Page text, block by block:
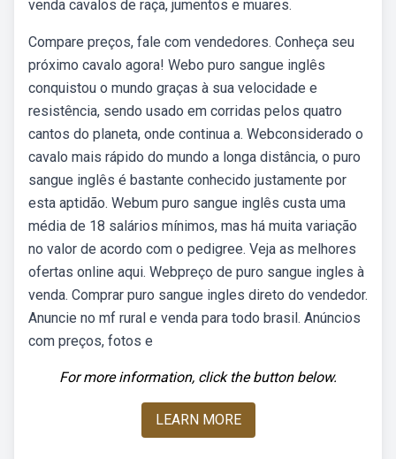
venda cavalos de raça, jumentos e muares.
Compare preços, fale com vendedores. Conheça seu
próximo cavalo agora! Webo puro sangue inglês
conquistou o mundo graças à sua velocidade e
resistência, sendo usado em corridas pelos quatro
cantos do planeta, onde continua a. Webconsiderado o
cavalo mais rápido do mundo a longa distância, o puro
sangue inglês é bastante conhecido justamente por
esta aptidão. Webum puro sangue inglês custa uma
média de 18 salários mínimos, mas há muita variação
no valor de acordo com o pedigree. Veja as melhores
ofertas online aqui. Webpreço de puro sangue ingles à
venda. Comprar puro sangue ingles direto do vendedor.
Anuncie no mf rural e venda para todo brasil. Anúncios
com preços, fotos e
For more information, click the button below.
LEARN MORE